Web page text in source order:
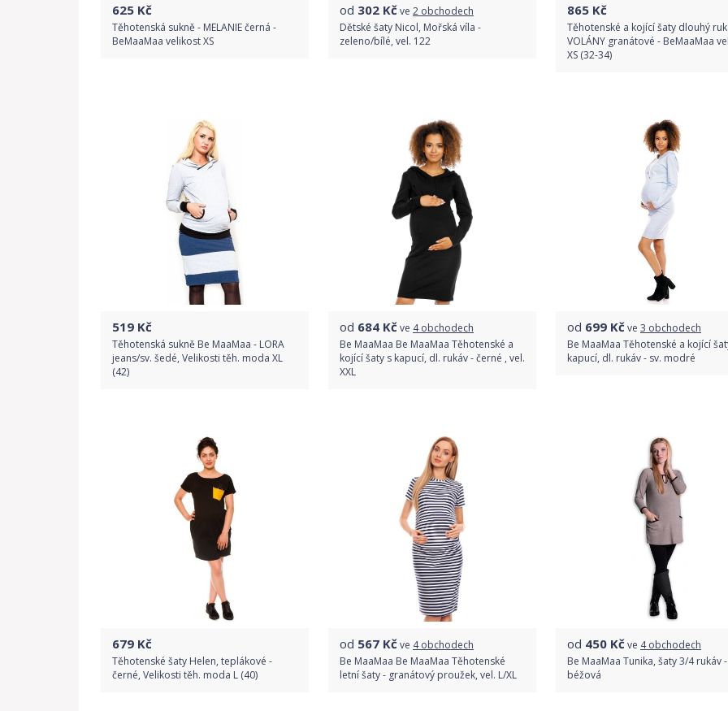
625 Kč
Těhotenská sukně - MELANIE černá -
BeMaaMaa velikost XS
Detail produktu
od 302 Kčve 2 obchodech
Dětské šaty Nicol, Mořská víla -
zeleno/bílé, vel. 122
865 Kč
Těhotenské a kojící šaty dlouhý
VOLÁNY granátové - BeMaaMaa
XS (32-34)
Detail produktu
519 Kč
Těhotenská sukně Be MaaMaa - LORA
jeans/sv. šedé, Velikosti těh. moda XL
(42)
Detail produktu
od 684 Kčve 4 obchodech
Be MaaMaa Be MaaMaa Těhotenské a
kojící šaty s kapucí, dl. rukáv - černé , vel.
XXL
od 699 Kčve 3 obchodech
Be MaaMaa Těhotenské a kojící
kapucí, dl. rukáv - sv. modré
679 Kč
Těhotenské šaty Helen, teplákové -
černé, Velikosti těh. moda L (40)
od 567 Kčve 4 obchodech
Be MaaMaa Be MaaMaa Těhotenské
letní šaty - granátový proužek, vel. L/XL
od 450 Kčve 4 obchodech
Be MaaMaa Tunika, šaty 3/4 rukáv -
béžová